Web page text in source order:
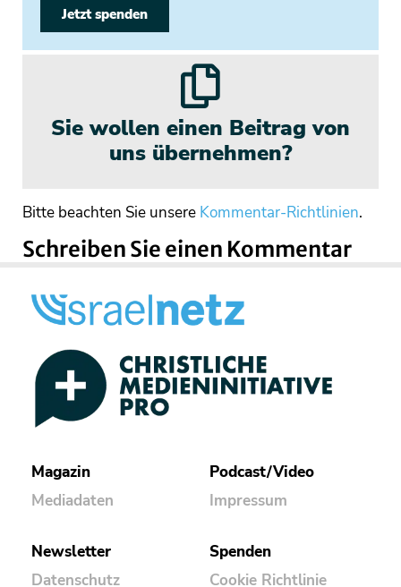
Jetzt spenden
Sie wollen einen Beitrag von
uns übernehmen?
Bitte beachten Sie unsere Kommentar-Richtlinien.
Schreiben Sie einen Kommentar
Magazin
Mediadaten
Podcast/Video
Impressum
Newsletter
Datenschutz
Spenden
Cookie Richtlinie